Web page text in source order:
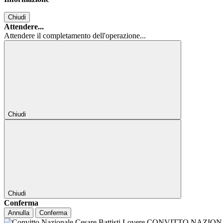
Chiudi
Attendere...
Attendere il completamento dell'operazione...
Chiudi
Chiudi
Conferma
Annulla Conferma